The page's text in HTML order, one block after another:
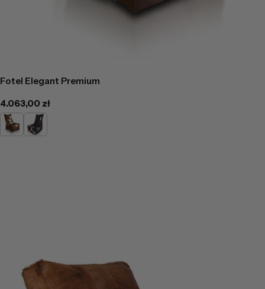
Fotel Elegant Premium
Cena
regularna
4.063,00 zł
Jasno
Brązowa
Łaciaty